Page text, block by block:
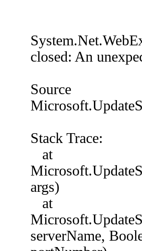
closed: An
Source
Stack Trace:
at
args)
at
serverName,